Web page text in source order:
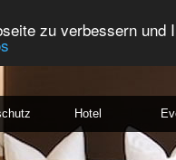
zu verbessern
Hotel